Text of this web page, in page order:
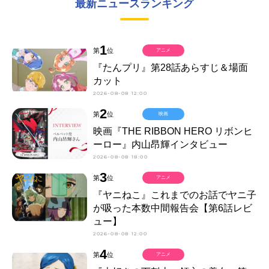
最新ニュースランキング
第1位
『たんプリ』第28話あらすじ＆場面
カット
2026-08-08 12:00
アニメ
第2位
映画『THE RIBBON HERO リボンヒ
ーロー』内山昂輝インタビュー
2026-08-08 18:00
映画
第3位
『ヤニねこ』これまでのお話でヤニ子
が吸った本数中間報告会【第6話レビ
ュー】
2026-08-08 12:00
アニメ
第4位 アニメ